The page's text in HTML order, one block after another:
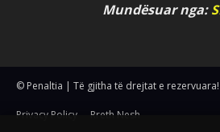
Mundësuar nga:
© Penaltia | Të gjitha të drejtat e rezervuara!
Privacy Policy Rreth Nesh